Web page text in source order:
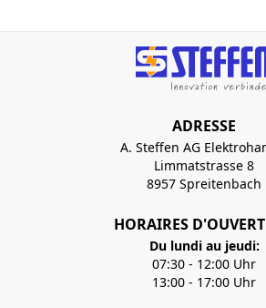
ADRESSE
A. Steffen AG
Limmatstrasse 8
8957 Spreitenbach
HORAIRES
Du lundi au jeudi:
07:30 - 12:00 Uhr
13:00 - 17:00 Uhr